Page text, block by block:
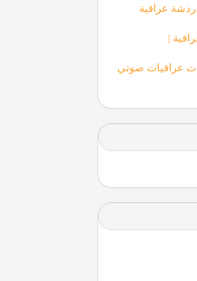
عراقية
|
عراقيات صوتي